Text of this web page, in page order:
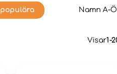
Namn A-Ö
Visar1-